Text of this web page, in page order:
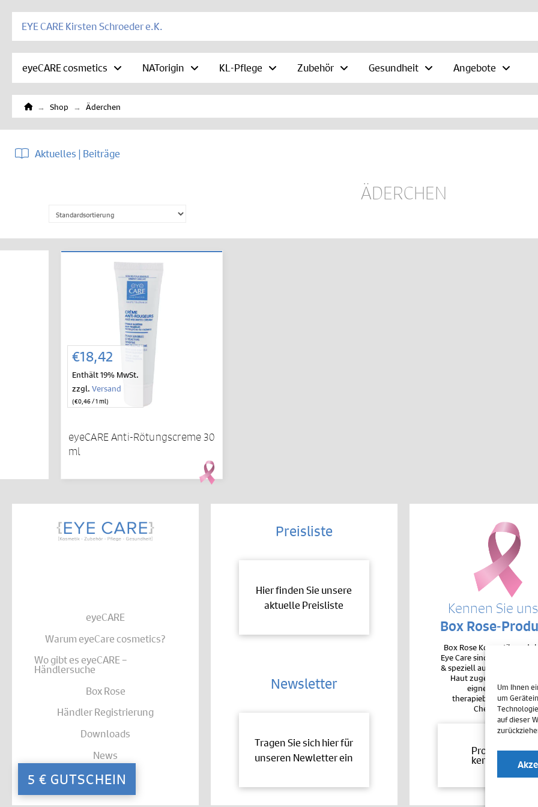
Um Ihnen
um
auf dieser
EYE CARE Kirsten Schroeder e.K.
eyeCARE cosmetics NATorigin KL-Pflege Zubehör Gesundheit Angebote
Home
→ Shop → Äderchen
Aktuelles | Beiträge
5 € GUTSCHEIN
ÄDERCHEN
€18,42
Enthält 19% MwSt.
zzgl. Versand
(€0,46/ 1 ml)
IN DEN
WARENKORB
eyeCARE Anti-Rötungscreme 30
ml
eyeCARE
Warum eyeCare cosmetics?
Wo gibt es eyeCARE –
Händlersuche
Box Rose
Händler Registrierung
Downloads
News
Kontakt
Preisliste
Hier finden Sie unsere
aktuelle Preisliste
Newsletter
Tragen Sie sich hier für
unseren Newletter ein
Kennen Sie
Box Rose-
Box Rose
Eye Care sind sehr
& speziell auf die
Haut zugeschnitten.
eignen sie sich auch
therapiebegleitend bei
Chemotherapie.
Produkte
kennenlernen